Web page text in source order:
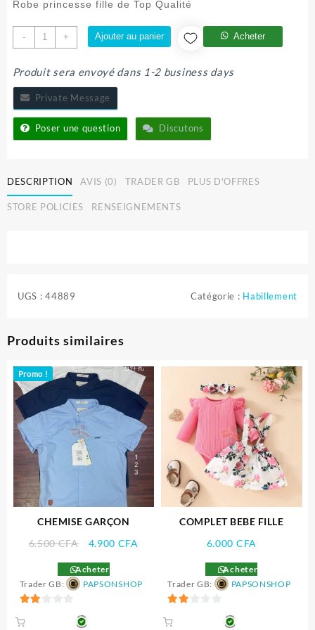
13.000 CFA.
10.900 CFA.
Robe princesse fille de Top Qualité
-
quantité
de
PRINCESSE
VIP
+ Ajouter au panier Acheter
Produit sera envoyé dans 1-2 business days
Private Message
Poser une question Discutons
DESCRIPTION AVIS (0) TRADER GB PLUS D'OFFRES
STORE POLICIES RENSEIGNEMENTS
UGS :44889 Catégorie : Habillement
Produits similaires
Promo !
CHEMISE GARÇON
6.500CFA
Le
initial
était :
4.900 CFA
est :
4.900 CFA.
Acheter
Trader GB:
PAPSONSHOP
sur
COMPLET BEBE FILLE
6.000 CFA
Acheter
Trader GB:
PAPSONSHOP
sur